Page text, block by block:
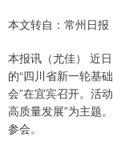
本文转自：常州日报
本报讯（尤佳） 近
的“四川省新一轮基
会”在宜宾召开。活
高质量发展”为主题
参会。